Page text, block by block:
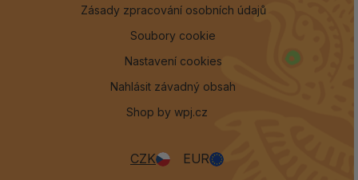
Zásady zpracování osobních údajů
Soubory cookie
Nastavení cookies
Nahlásit závadný obsah
Shop by wpj.cz
CZK EUR